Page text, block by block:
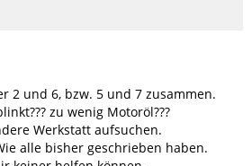
2 und 6, bzw. 5 und 7 zusammen.
zu wenig Motoröl???
Werkstatt aufsuchen.
alle bisher geschrieben haben.